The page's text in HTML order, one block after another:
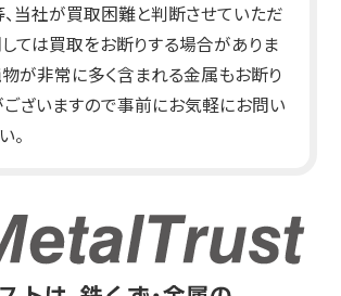
当社が買取困難と判断させていただ
ては買取をお断りする場合がありま
物が非常に多く含まれる金属もお断り
ざいますので事前にお気軽にお問い
。